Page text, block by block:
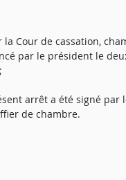
Cour de cassation,
par le président le
arrêt a été signé par
de chambre.